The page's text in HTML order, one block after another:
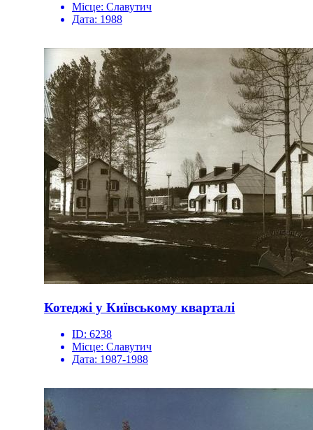
Місце: Славутич
Дата: 1988
Котеджі у Київському кварталі
ID: 6238
Місце: Славутич
Дата: 1987-1988